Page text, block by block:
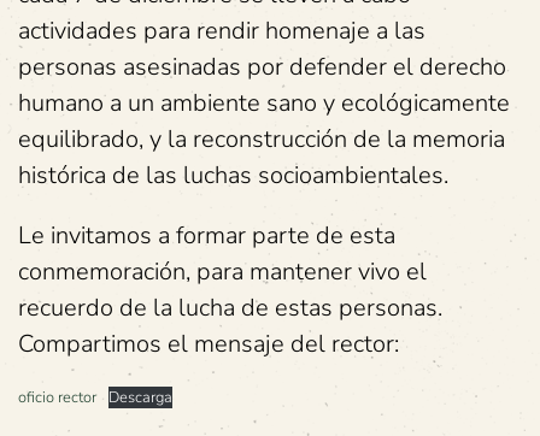
actividades para rendir homenaje a las
personas asesinadas por defender el derecho
humano a un ambiente sano y ecológicamente
equilibrado, y la reconstrucción de la memoria
histórica de las luchas socioambientales.
Le invitamos a formar parte de esta
conmemoración, para mantener vivo el
recuerdo de la lucha de estas personas.
Compartimos el mensaje del rector:
oficio rector Descarga